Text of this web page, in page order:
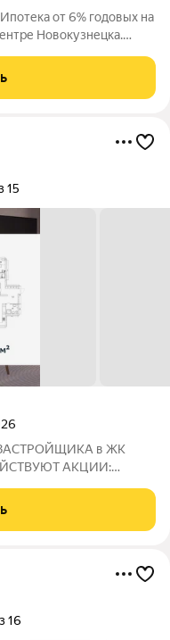
от 6% годовых на
Новокузнецка.
из окон на реки Томь и
15
в ЖК
информацию
Звоните! ЖК Чемпион
16